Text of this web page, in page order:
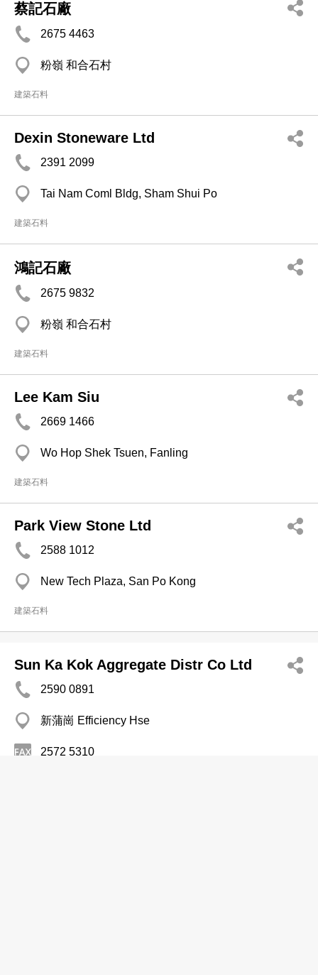
蔡記石廠
2675 4463
粉嶺 和合石村
建築石料
Dexin Stoneware Ltd
2391 2099
Tai Nam Coml Bldg, Sham Shui Po
建築石料
鴻記石廠
2675 9832
粉嶺 和合石村
建築石料
Lee Kam Siu
2669 1466
Wo Hop Shek Tsuen, Fanling
建築石料
Park View Stone Ltd
2588 1012
New Tech Plaza, San Po Kong
建築石料
Sun Ka Kok Aggregate Distr Co Ltd
2590 0891
新蒲崗 Efficiency Hse
2572 5310